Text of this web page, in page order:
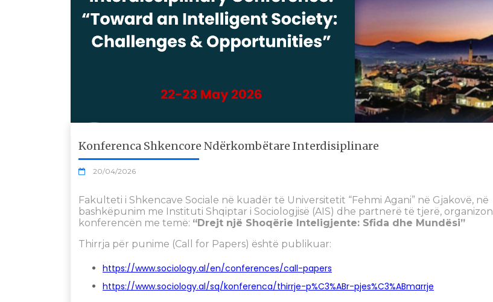
Konferenca Shkencore Ndërkombëtare Interdisiplinare
20/04/2026
Fakulteti i Shkencave Sociale në kuadër të Universitetit “Fehmi Agani” në Gjakovë, në
bashkëpunim me Instituti Shqiptar i Sociologjisë (AIS) dhe partnerë të tjerë, organizon
konferencën me temë: “Drejt një Shoqërie Inteligjente: Sfida dhe Mundësi”
Thirrja për punime (Call for Papers) është publikuar:
https://www.sociology.al/en/conferences/call-papers
https://www.sociology.al/sq/konferenca/thirrje-p%C3%ABr-pjes%C3%ABmarrje